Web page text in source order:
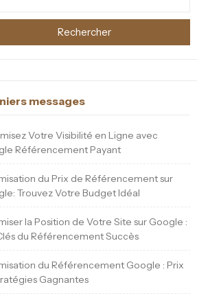
Rechercher
messages
Votre Visibilité en Ligne avec
Référencement Payant
du Prix de Référencement sur
Trouvez Votre Budget Idéal
la Position de Votre Site sur Google :
du Référencement Succès
du Référencement Google : Prix
Gagnantes